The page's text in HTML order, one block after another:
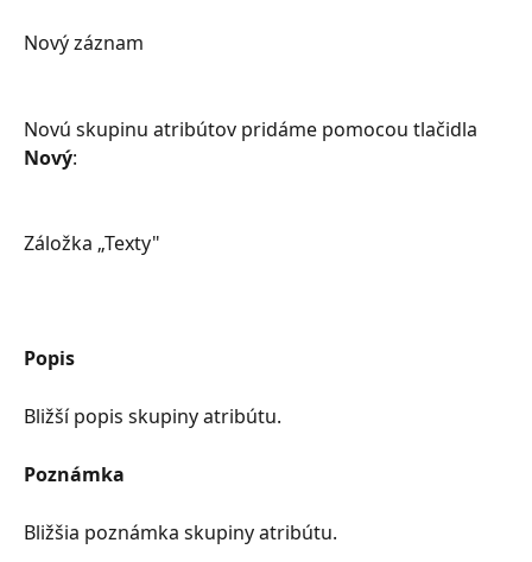
Nový záznam
Novú skupinu atribútov pridáme pomocou tlačidla
Nový:
Záložka „Texty"
Popis
Bližší popis skupiny atribútu.
Poznámka
Bližšia poznámka skupiny atribútu.